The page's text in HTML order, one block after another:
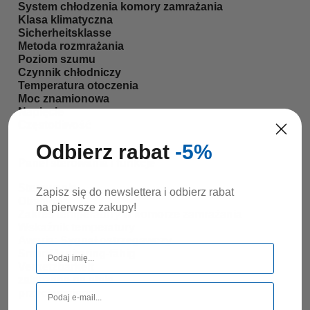
System chłodzenia komory zamrażania
Klasa klimatyczna
Sicherheitsklasse
Metoda rozmrażania
Poziom szumu
Czynnik chłodniczy
Temperatura otoczenia
Moc znamionowa
Napięcie
Panel sterowania i funkcje
Sterowanie
Obsługa
Zakres temperatury w komorze zamrażania
Awaria: Sygnał ostrzegawczy
SmartMonitoring-fähig
Vernetzbarkeit
załączane na stałe
przyciemniane
Odbierz rabat -5%
Zapisz się do newslettera i odbierz rabat
na pierwsze zakupy!